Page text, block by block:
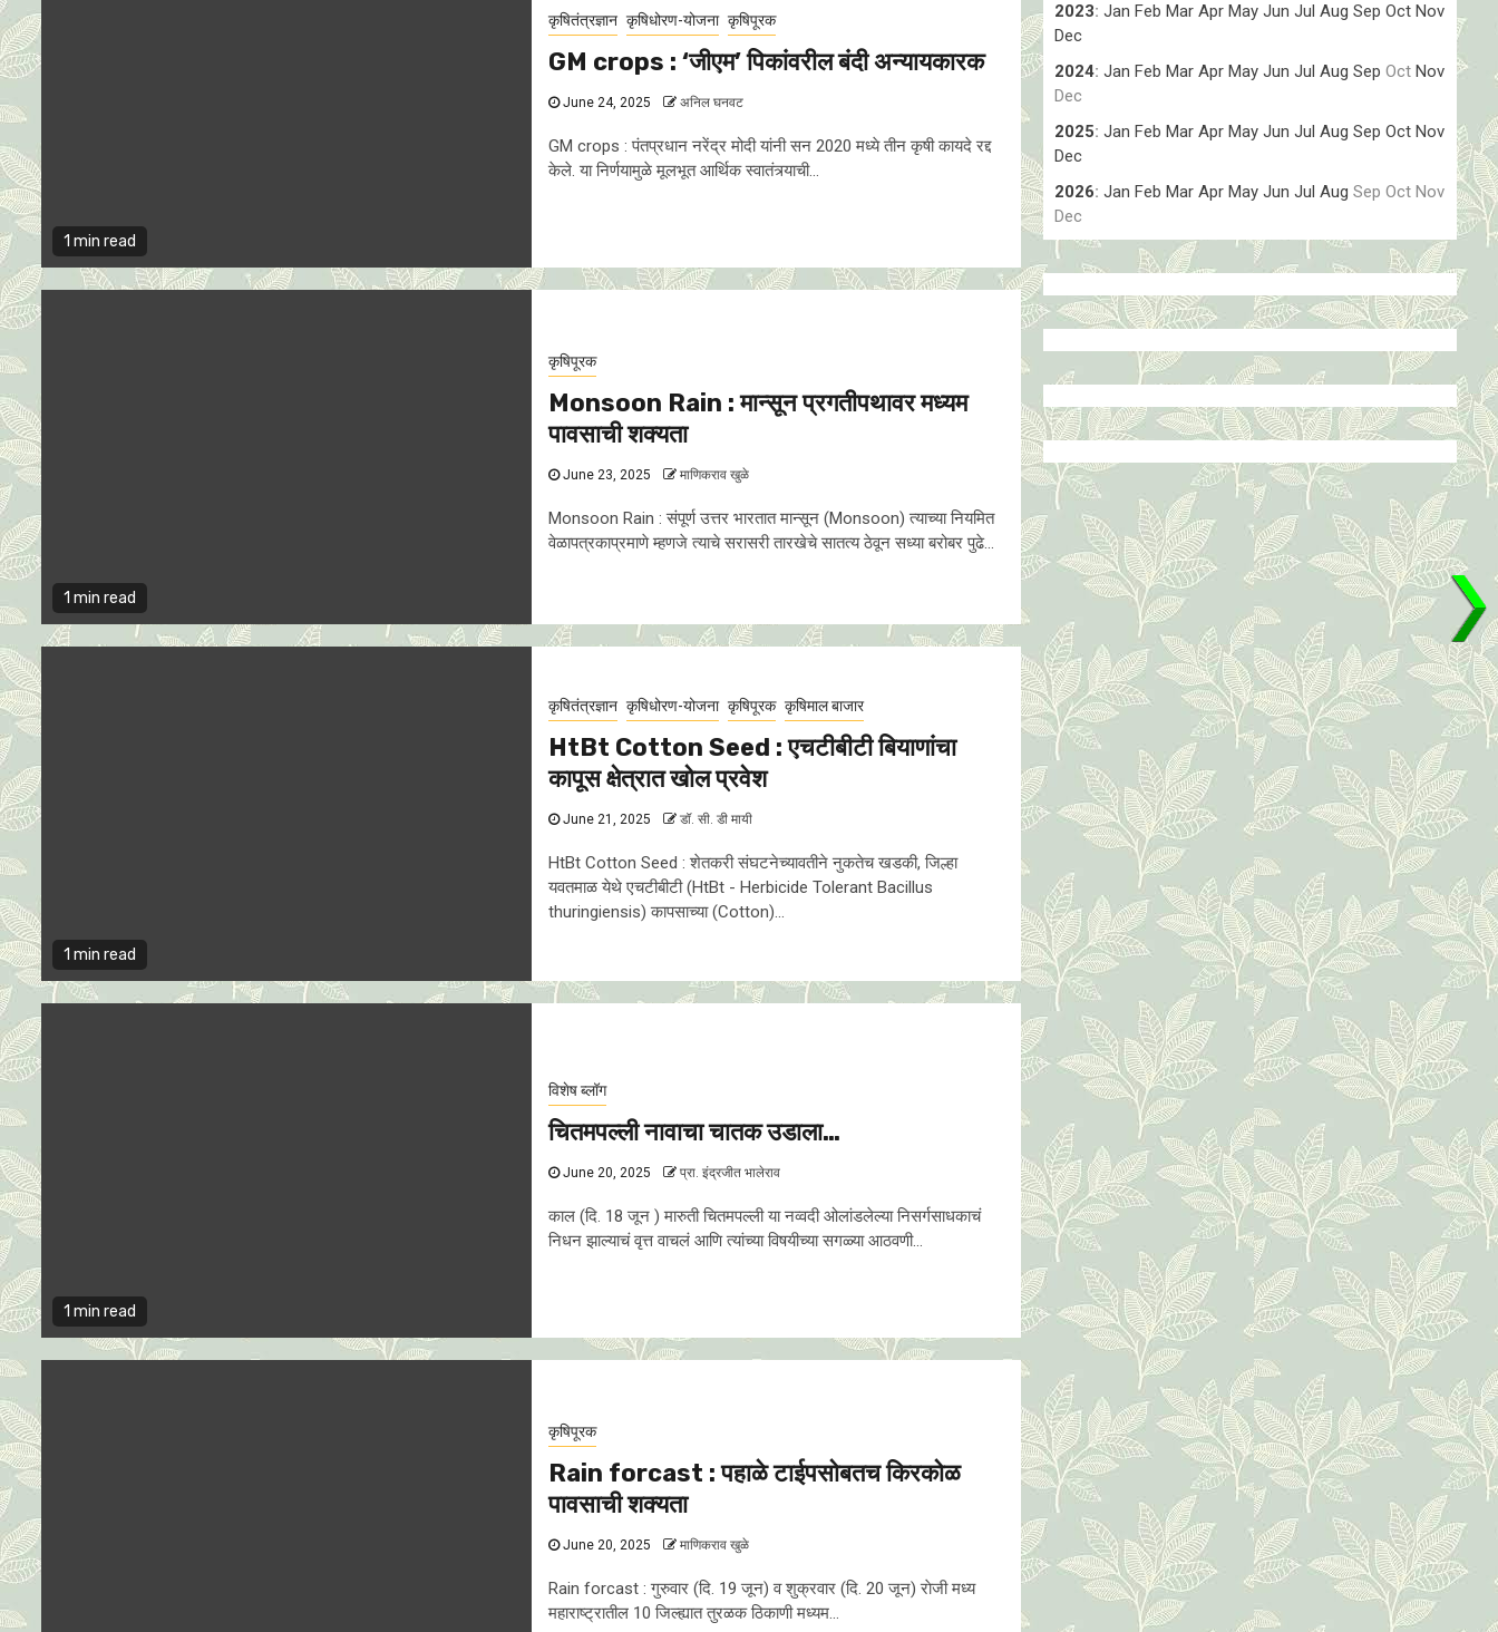
1 min read
कृषितंत्रज्ञान कृषिधोरण-योजना कृषिपूरक
GM crops : ‘जीएम’ पिकांवरील बंदी अन्यायकारक
June 24, 2025 अनिल घनवट
GM crops : पंतप्रधान नरेंद्र मोदी यांनी सन 2020 मध्ये तीन कृषी कायदे रद्द
केले. या निर्णयामुळे मूलभूत आर्थिक स्वातंत्र्याची...
1 min read
कृषिपूरक
Monsoon Rain : मान्सून प्रगतीपथावर मध्यम
पावसाची शक्यता
June 23, 2025 माणिकराव खुळे
Monsoon Rain : संपूर्ण उत्तर भारतात मान्सून (Monsoon) त्याच्या नियमित
वेळापत्रकाप्रमाणे म्हणजे त्याचे सरासरी तारखेचे सातत्य ठेवून सध्या बरोबर पुढे...
1 min read
कृषितंत्रज्ञान कृषिधोरण-योजना कृषिपूरक कृषिमाल बाजार
HtBt Cotton Seed : एचटीबीटी बियाणांचा
कापूस क्षेत्रात खोल प्रवेश
June 21, 2025 डॉ. सी. डी मायी
HtBt Cotton Seed : शेतकरी संघटनेच्यावतीने नुकतेच खडकी, जिल्हा
यवतमाळ येथे एचटीबीटी (HtBt - Herbicide Tolerant Bacillus
thuringiensis) कापसाच्या (Cotton)...
1 min read
विशेष ब्लॉग
चितमपल्ली नावाचा चातक उडाला…
June 20, 2025 प्रा. इंद्रजीत भालेराव
काल (दि. 18 जून ) मारुती चितमपल्ली या नव्वदी ओलांडलेल्या निसर्गसाधकाचं
निधन झाल्याचं वृत्त वाचलं आणि त्यांच्या विषयीच्या सगळ्या आठवणी...
कृषिपूरक
Rain forcast : पहाळे टाईपसाेबतच किरकोळ
पावसाची शक्यता
June 20, 2025 माणिकराव खुळे
Rain forcast : गुरुवार (दि. 19 जून) व शुक्रवार (दि. 20 जून) राेजी मध्य
महाराष्ट्रातील 10 जिल्ह्यात तुरळक ठिकाणी मध्यम...
2023: Jan Feb Mar Apr May Jun Jul Aug Sep Oct Nov
Dec
2024: Jan Feb Mar Apr May Jun Jul Aug Sep Oct Nov
Dec
2025: Jan Feb Mar Apr May Jun Jul Aug Sep Oct Nov
Dec
2026: Jan Feb Mar Apr May Jun Jul Aug Sep Oct Nov
Dec